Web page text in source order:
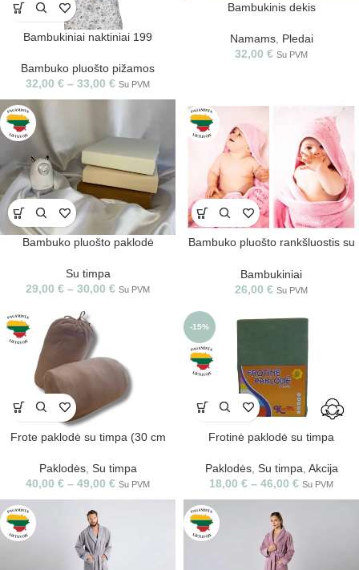
Bambukiniai naktiniai 199
Bambuko pluošto pižamos
32,00 € – 33,00 € Su PVM
Bambukinis dekis
Namams, Pledai
32,00 € Su PVM
Bambuko pluošto paklodė
Su timpa
29,00 € – 30,00 € Su PVM
Bambuko pluošto rankšluostis su
Bambukiniai
26,00 € Su PVM
Frote paklodė su timpa (30 cm
Paklodės, Su timpa
40,00 € – 49,00 € Su PVM
-15%
Frotinė paklodė su timpa
Paklodės, Su timpa Akcija
18,00 € – 46,00 € Su PVM